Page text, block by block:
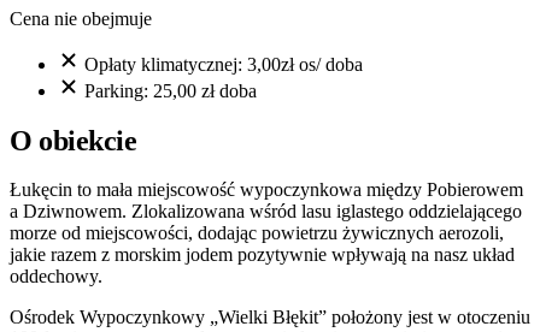
Cena nie obejmuje
Opłaty klimatycznej: 3,00zł os/ doba
Parking: 25,00 zł doba
O obiekcie
Łukęcin to mała miejscowość wypoczynkowa między Pobierowem
a Dziwnowem. Zlokalizowana wśród lasu iglastego oddzielającego
morze od miejscowości, dodając powietrzu żywicznych aerozoli,
jakie razem z morskim jodem pozytywnie wpływają na nasz układ
oddechowy.
Ośrodek Wypoczynkowy „Wielki Błękit” położony jest w otoczeniu